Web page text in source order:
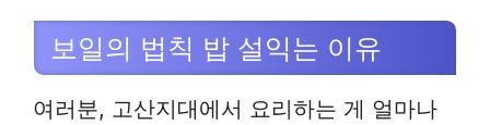
보일의 법칙 밥 설익는 이유
여러분, 고산지대에서 요리하는 게 얼마나